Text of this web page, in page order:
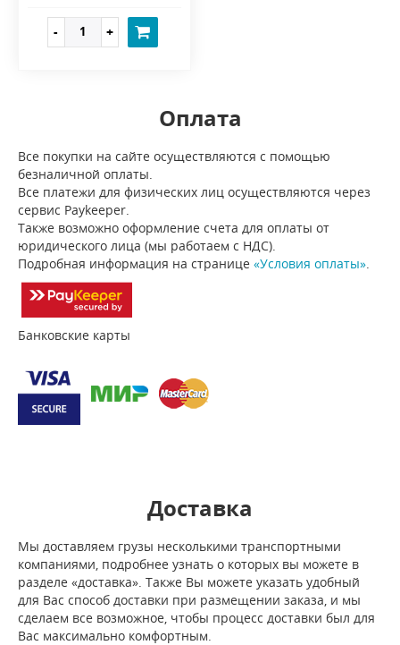
Оплата
Все покупки на сайте осуществляются с помощью
безналичной оплаты.
Все платежи для физических лиц осуществляются через
сервис Paykeeper.
Также возможно оформление счета для оплаты от
юридического лица (мы работаем с НДС).
Подробная информация на странице «Условия оплаты»
Банковские карты
Доставка
Мы доставляем грузы несколькими транспортными
компаниями, подробнее узнать о которых вы можете в
разделе «доставка». Также Вы можете указать удобный
для Вас способ доставки при размещении заказа, и мы
сделаем все возможное, чтобы процесс доставки был для
Вас максимально комфортным.